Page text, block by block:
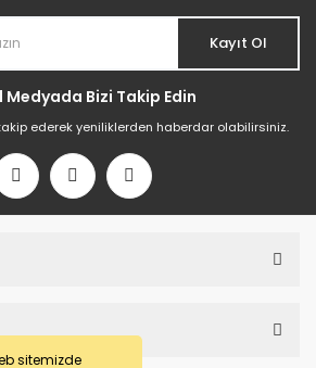
sitemizde
Kayıt Ol
Medyada Bizi Takip Edin
ederek yeniliklerden haberdar olabilirsiniz.